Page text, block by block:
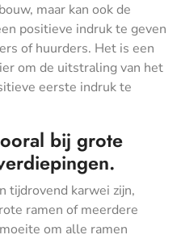
maar kan ook de
positieve indruk te geven
of huurders. Het is een
om de uitstraling van het
eerste indruk te
bij grote
tijdrovend karwei zijn,
ramen of meerdere
om alle ramen